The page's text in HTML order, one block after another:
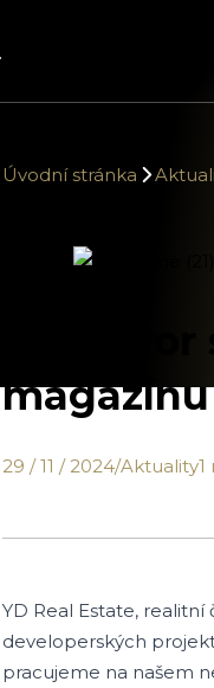
Úvodní stránka
magazínu
29 / 11 / 2024/Aktuality1
YD Real Estate, realitní
developerských
pracujeme na našem